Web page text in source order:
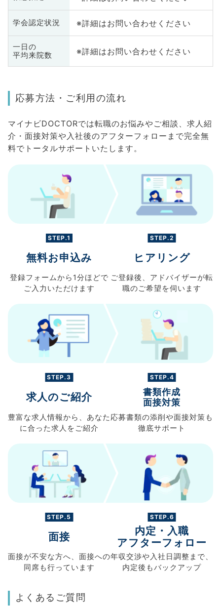
学会認定状況 ※詳細はお問い合わせください
一日の
平均来院数
※詳細はお問い合わせください
応募方法・ご利用の流れ
マイナビDOCTORでは転職のお悩みやご相談、求人紹
介・面接対策や入社後のアフターフォローまで完全無
料でトータルサポートいたします。
STEP.1
無料お申込み
登録フォームから 1分ほどで
ご入力 いただけます
STEP.2
ヒアリング
ご登録後、 アドバイザーが転
職のご希望を伺います
STEP.3
求人のご紹介
豊富な求人情報から、 あなた
に合った求人を ご紹介
STEP.4
書類作成
面接対策
応募書類の添削や面接対策も
徹底サポート
STEP.5
面接
面接が不安な方へ、 面接への
同席も行っています
STEP.6
内定・入職
アフターフォロー
年収交渉や入社日調整まで、
内定後もバックアップ
よくあるご質問